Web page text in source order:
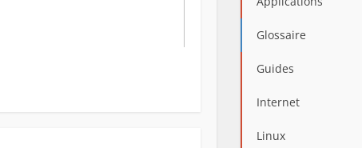
Glossaire
Guides
Internet
Linux